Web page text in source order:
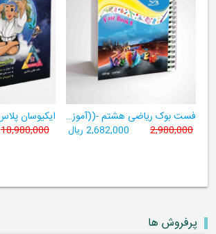
فست بوک ریاضی هشتم -((آموزش سریع، آسان و کامل ریاضی پایۀ هشتم))
2,980,000 2,682,000 ریال 18,980,000
پرفروش ها